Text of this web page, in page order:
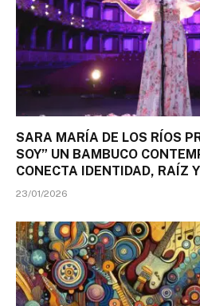
SARA MARÍA DE LOS RÍOS
SOY” UN BAMBUCO
CONECTA IDENTIDAD, RAÍZ
23/01/2026